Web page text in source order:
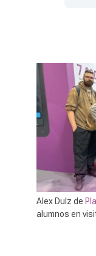
Alex Dulz de
alumnos en